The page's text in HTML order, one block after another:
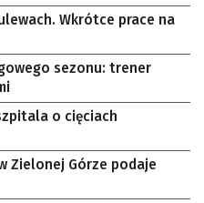
Wkrótce prace na
sezonu: trener
o cięciach
Zielonej Górze podaje